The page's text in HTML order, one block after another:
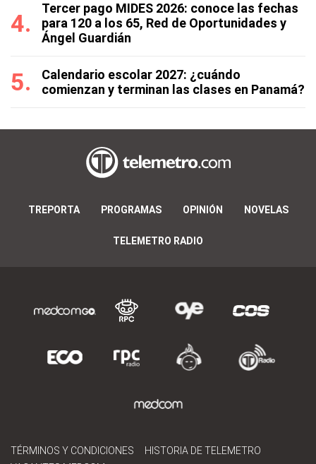
Tercer pago MIDES 2026: conoce las fechas
para 120 a los 65, Red de Oportunidades y
Ángel Guardián
Calendario escolar 2027: ¿cuándo
comienzan y terminan las clases en Panamá?
TREPORTA PROGRAMAS OPINIÓN NOVELAS
TELEMETRO RADIO
TÉRMINOS Y CONDICIONES
HISTORIA DE TELEMETRO